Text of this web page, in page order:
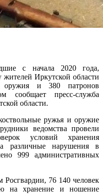
с начала 2020 года,
жителей Иркутской области
оружия и 380 патронов
сообщает пресс-служба
области.
ружья и оружие
ведомства провели
условий хранения
различные нарушения в
999 административных
76 140 человек
на хранение и ношение